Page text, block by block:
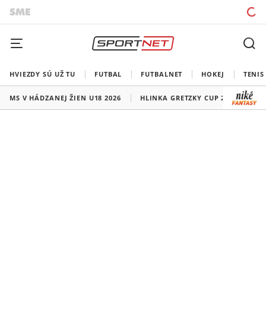
HVIEZDY SÚ UŽ TU FUTBAL FUTBALNET HOKEJ TENIS
MS V HÁDZANEJ ŽIEN U18 2026 HLINKA GRETZKY CUP 2026